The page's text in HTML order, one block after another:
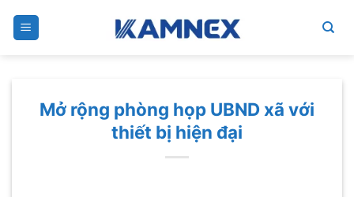
Mở rộng phòng họp UBND xã với
thiết bị hiện đại